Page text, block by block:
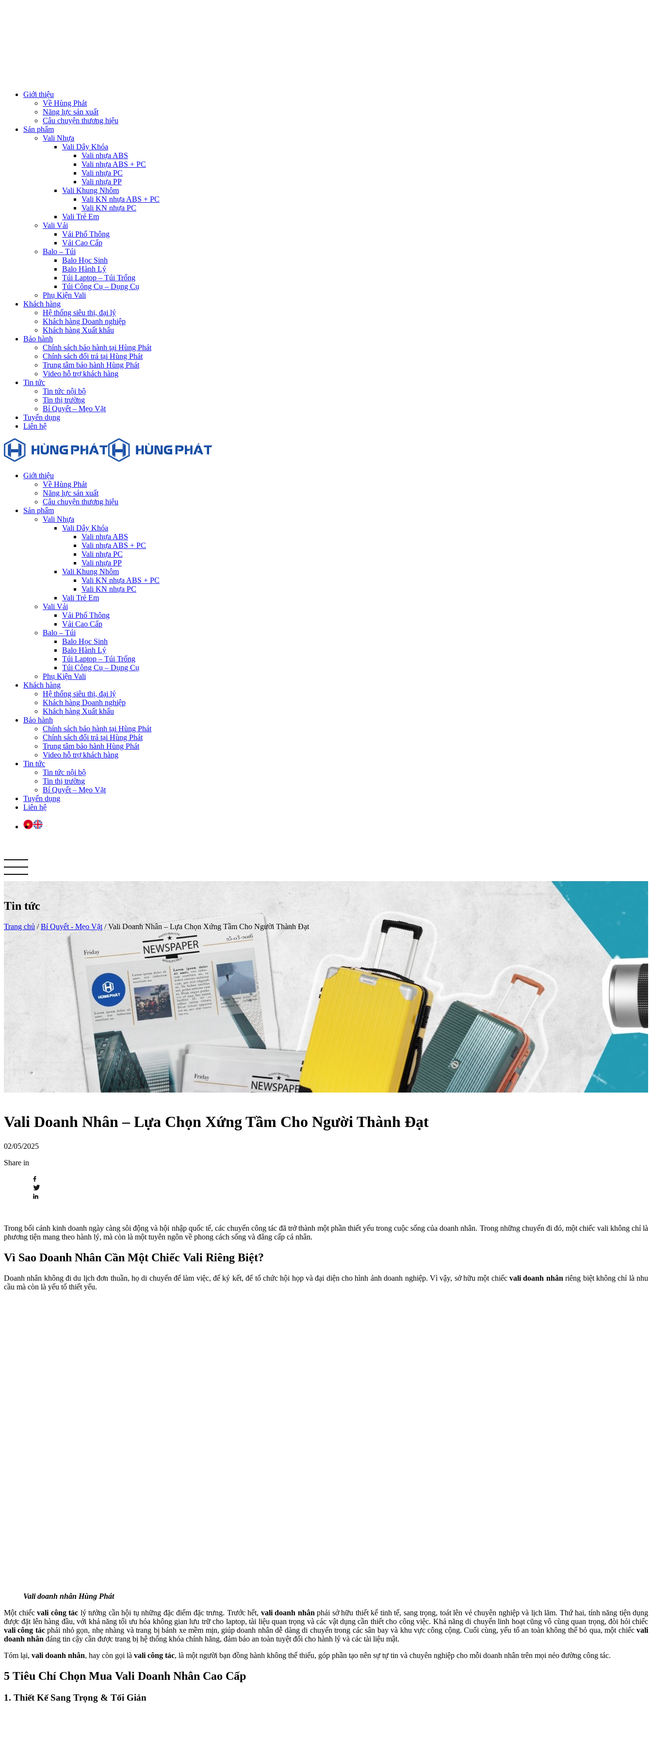
Giới thiệu
Về Hùng Phát
Năng lực sản xuất
Câu chuyện thương hiệu
Sản phẩm
Vali Nhựa
Vali Dây Khóa
Vali nhựa ABS
Vali nhựa ABS + PC
Vali nhựa PC
Vali nhựa PP
Vali Khung Nhôm
Vali KN nhựa ABS + PC
Vali KN nhựa PC
Vali Trẻ Em
Vali Vải
Vải Phổ Thông
Vải Cao Cấp
Balo – Túi
Balo Học Sinh
Balo Hành Lý
Túi Laptop – Túi Trống
Túi Công Cụ – Dụng Cụ
Phụ Kiện Vali
Khách hàng
Hệ thống siêu thị, đại lý
Khách hàng Doanh nghiệp
Khách hàng Xuất khẩu
Bảo hành
Chính sách bảo hành tại Hùng Phát
Chính sách đổi trả tại Hùng Phát
Trung tâm bảo hành Hùng Phát
Video hỗ trợ khách hàng
Tin tức
Tin tức nội bộ
Tin thị trường
Bí Quyết – Mẹo Vặt
Tuyển dụng
Liên hệ
Giới thiệu
Về Hùng Phát
Năng lực sản xuất
Câu chuyện thương hiệu
Sản phẩm
Vali Nhựa
Vali Dây Khóa
Vali nhựa ABS
Vali nhựa ABS + PC
Vali nhựa PC
Vali nhựa PP
Vali Khung Nhôm
Vali KN nhựa ABS + PC
Vali KN nhựa PC
Vali Trẻ Em
Vali Vải
Vải Phổ Thông
Vải Cao Cấp
Balo – Túi
Balo Học Sinh
Balo Hành Lý
Túi Laptop – Túi Trống
Túi Công Cụ – Dụng Cụ
Phụ Kiện Vali
Khách hàng
Hệ thống siêu thị, đại lý
Khách hàng Doanh nghiệp
Khách hàng Xuất khẩu
Bảo hành
Chính sách bảo hành tại Hùng Phát
Chính sách đổi trả tại Hùng Phát
Trung tâm bảo hành Hùng Phát
Video hỗ trợ khách hàng
Tin tức
Tin tức nội bộ
Tin thị trường
Bí Quyết – Mẹo Vặt
Tuyển dụng
Liên hệ
Tin tức
Trang chủ /Bí Quyết - Mẹo Vặt /Vali Doanh Nhân – Lựa Chọn Xứng Tầm Cho Người Thành Đạt
Vali Doanh Nhân – Lựa Chọn Xứng Tầm Cho Người Thành Đạt
02/05/2025
Share in
Trong bối cảnh kinh doanh ngày càng sôi động và hội nhập quốc tế, các chuyến công tác đã trở thành một phần thiết yếu trong cuộc sống của doanh nhân. Trong những chuyến đi đó, một chiếc vali không chỉ là
phương tiện mang theo hành lý, mà còn là một tuyên ngôn về phong cách sống và đẳng cấp cá nhân.
Vì Sao Doanh Nhân Cần Một Chiếc Vali Riêng Biệt?
Doanh nhân không đi du lịch đơn thuần, họ di chuyển để làm việc, để ký kết, để tổ chức hội họp và đại diện cho hình ảnh doanh nghiệp. Vì vậy, sở hữu một chiếcvali doanh nhân riêng biệt không chỉ là nhu
cầu mà còn là yếu tố thiết yếu.
Vali doanh nhân Hùng Phát
Một chiếc vali công tác lý tưởng cần hội tụ những đặc điểm đặc trưng. Trước hết, vali doanh nhân phải sở hữu thiết kế tinh tế, sang trọng, toát lên vẻ chuyên nghiệp và lịch lãm. Thứ hai, tính năng tiện dụng
được đặt lên hàng đầu, với khả năng tối ưu hóa không gian lưu trữ cho laptop, tài liệu quan trọng và các vật dụng cần thiết cho công việc. Khả năng di chuyển linh hoạt cũng vô cùng quan trọng, đòi hỏi chiếc
vali công tácphải nhỏ gọn, nhẹ nhàng và trang bị bánh xe mềm mịn, giúp doanh nhân dễ dàng di chuyển trong các sân bay và khu vực công cộng. Cuối cùng, yếu tố an toàn không thể bỏ qua, một chiếcvali
doanh nhân đáng tin cậy cần được trang bị hệ thống khóa chính hãng, đảm bảo an toàn tuyệt đối cho hành lý và các tài liệu mật.
Tóm lại, vali doanh nhân, hay còn gọi là vali công tác, là một người bạn đồng hành không thể thiếu, góp phần tạo nên sự tự tin và chuyên nghiệp cho mỗi doanh nhân trên mọi nẻo đường công tác.
5 Tiêu Chí Chọn Mua Vali Doanh Nhân Cao Cấp
1. Thiết Kế Sang Trọng & Tối Giản